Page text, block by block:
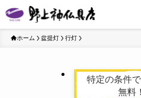
ホーム 盆提灯 行灯
特定の条件
無料